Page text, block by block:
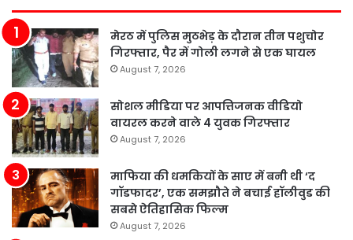
मेरठ में पुलिस मुठभेड़ के दौरान तीन पशुचोर
गिरफ्तार, पैर में गोली लगने से एक घायल
August 7, 2026
सोशल मीडिया पर आपत्तिजनक वीडियो
वायरल करने वाले 4 युवक गिरफ्तार
August 7, 2026
माफिया की धमकियों के साए में बनी थी ‘द
गॉडफादर’, एक समझौते ने बचाई हॉलीवुड की
सबसे ऐतिहासिक फिल्म
August 7, 2026